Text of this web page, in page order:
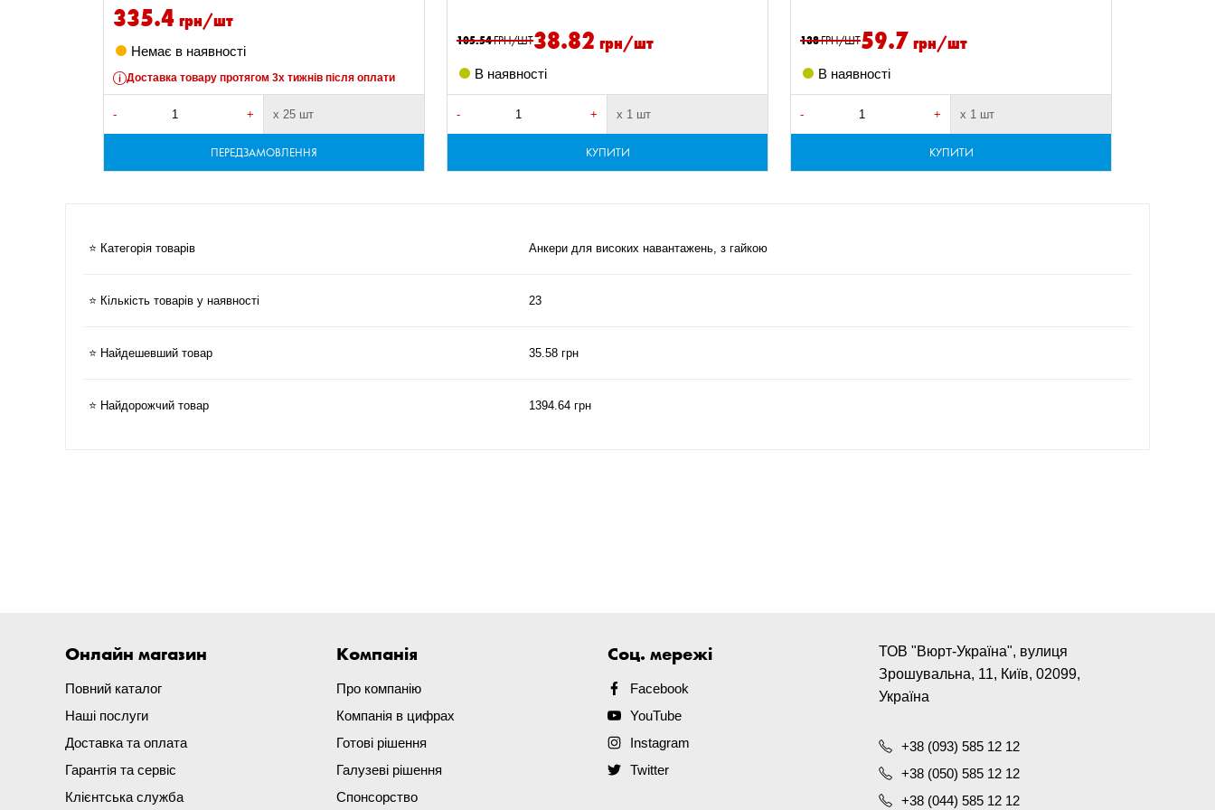
335.4 грн/шт
Немає в наявності
Доставка товару протягом 3х тижнів після оплати
- + х 25 шт
ПЕРЕДЗАМОВЛЕННЯ
105.54ГРН/ШТ38.82 грн/шт
В наявності
- + х 1 шт
КУПИТИ
138ГРН/ШТ59.7 грн/шт
В наявності
- + х 1 шт
КУПИТИ
⭐ Категорія товарів Анкери для високих навантажень, з гайкою
⭐ Кількість товарів у наявності 23
⭐ Найдешевший товар 35.58 грн
⭐ Найдорожчий товар 1394.64 грн
Онлайн магазин
Повний каталог
Наші послуги
Доставка та оплата
Гарантія та сервіс
Клієнтська служба
Компанія
Про компанію
Компанія в цифрах
Готові рішення
Галузеві рішення
Спонсорство
Соц. мережі
Facebook
YouTube
Instagram
Twitter
ТОВ "Вюрт-Україна", вулиця
Зрошувальна, 11, Київ, 02099,
Україна
+38 (093) 585 12 12
+38 (050) 585 12 12
+38 (044) 585 12 12